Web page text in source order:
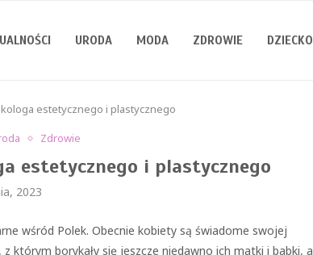
URODA MODA ZDROWIE DZIECKO
estetycznego i plastycznego
Zdrowie
estetycznego i plastycznego
2023
wśród Polek. Obecnie kobiety są świadome swojej
którym borykały się jeszcze niedawno ich matki i babki, a